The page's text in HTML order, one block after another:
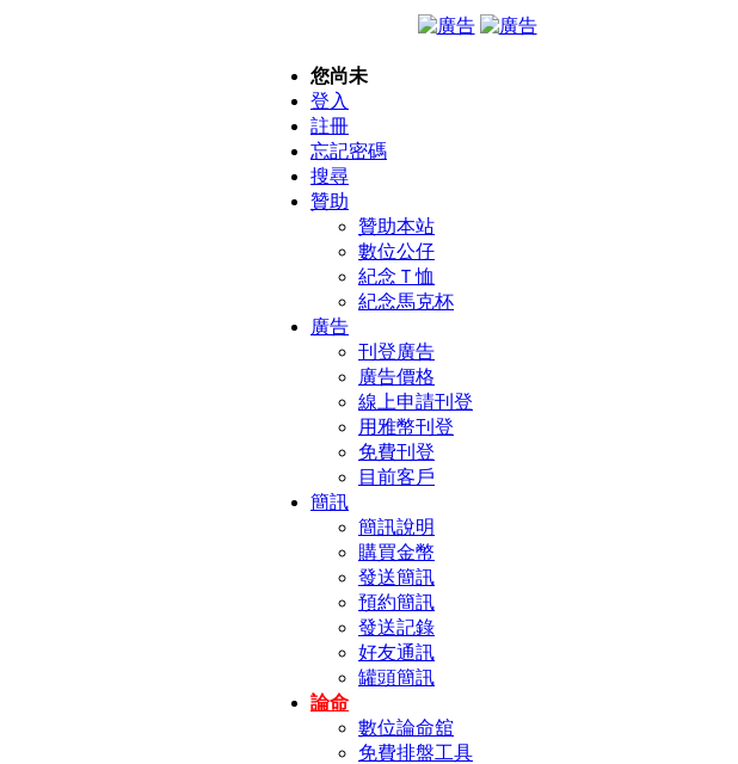
您尚未
登入
註冊
忘記密碼
搜尋
贊助
贊助本站
數位公仔
紀念Ｔ恤
紀念馬克杯
廣告
刊登廣告
廣告價格
線上申請刊登
用雅幣刊登
免費刊登
目前客戶
簡訊
簡訊說明
購買金幣
發送簡訊
預約簡訊
發送記錄
好友通訊
罐頭簡訊
論命
數位論命舘
免費排盤工具